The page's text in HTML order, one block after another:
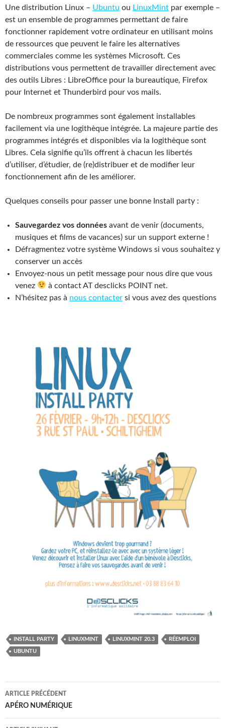
Une distribution Linux – Ubuntu ou LinuxMint par exemple –
est un ensemble de programmes permettant de faire
fonctionner rapidement votre ordinateur en utilisant moins
de ressources que peuvent le faire les alternatives
commerciales comme les systèmes Microsoft. Ces
distributions vous permettent de travailler directement avec
des outils Libres : LibreOffice pour la bureautique, Firefox
pour Internet et Thunderbird pour vos mails.
De nombreux programmes sont également installables
facilement via une logithèque intégrée. La majeure partie des
programmes intégrés et disponibles via la logithèque sont
Libres. Cela signifie qu’ils offrent à chacun les libertés
d’utiliser, d’étudier, de (re)distribuer et de modifier leur
fonctionnement afin de les améliorer.
Quelques conseils pour passer une bonne Install party :
Sauvegardez vos données avant de venir (documents,
musiques et films de vacances) sur un support externe !
Défragmentez votre système Windows si vous souhaitez y
conserver un accès
Envoyez-nous un petit message pour nous dire que vous
venez
à contact AT desclicks POINT net.
N’hésitez pas à nous contacter si vous avez des questions
INSTALL PARTY LINUXMINT LINUXMINT 20.3 RÉEMPLOI
UBUNTU
Navigation
des
articles
ARTICLE PRÉCÉDENT
APÉRO NUMÉRIQUE